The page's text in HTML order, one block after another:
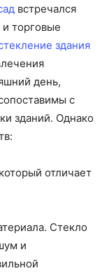
встречался
торговые
здания
день,
с
зданий. Однако
отличает
Стекло
и